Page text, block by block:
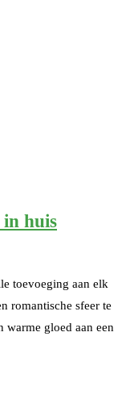
huis
toevoeging aan elk
romantische sfeer te
warme gloed aan een